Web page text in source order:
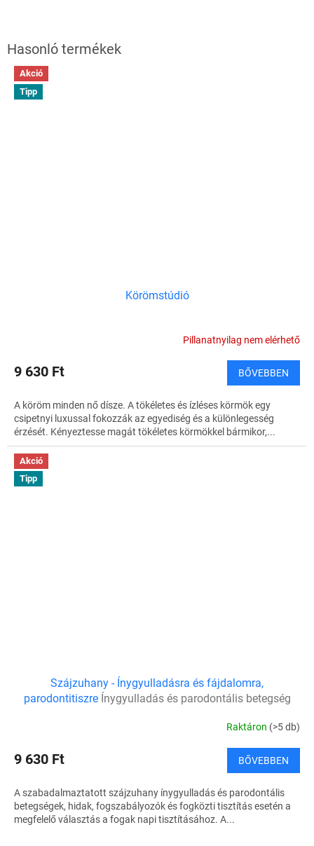
Akció
Tipp
Körömstúdió
Pillanatnyilag nem elérhető
9 630 Ft BŐVEBBEN
A köröm minden nő dísze. A tökéletes és ízléses körmök egy
csipetnyi luxussal fokozzák az egyediség és a különlegesség
érzését. Kényeztesse magát tökéletes körmökkel bármikor,...
Akció
Tipp
Szájzuhany - Ínygyulladásra és fájdalomra,
parodontitiszre Ínygyulladás és parodontális betegség
Raktáron (>5 db)
9 630 Ft BŐVEBBEN
A szabadalmaztatott szájzuhany ínygyulladás és parodontális
betegségek, hidak, fogszabályozók és fogközti tisztítás esetén a
megfelelő választás a fogak napi tisztításához. A...